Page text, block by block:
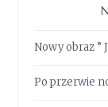
Nowy obraz ”
Po przerwie